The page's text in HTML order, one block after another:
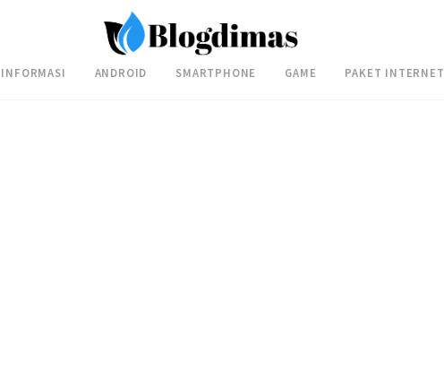
INFORMASI ANDROID SMARTPHONE GAME PAKET INTERNET